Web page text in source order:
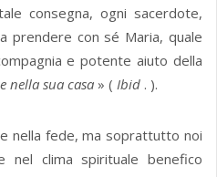
consegna, ogni sacerdote,
prendere con sé Maria, quale
e potente aiuto della
nella sua casa » ( Ibid . ).
nella fede, ma soprattutto noi
nel clima spirituale benefico